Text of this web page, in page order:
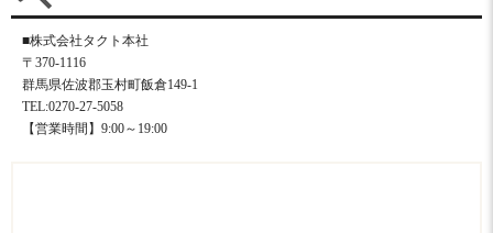
■株式会社タクト本社
〒370-1116
群馬県佐波郡玉村町飯倉149-1
TEL:0270-27-5058
【営業時間】9:00～19:00